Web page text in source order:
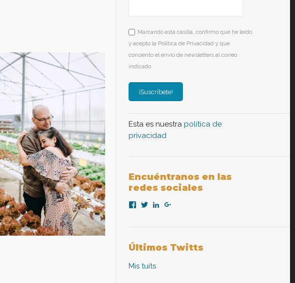
Marcando esta casilla, confirmo que he leído
y acepto la Política de Privacidad y que
consiento el envío de newsletters al correo
indicado
Esta es nuestrapolítica de
privacidad
Encuéntranos en las
redes sociales
Ver
Facebook
Ver
Twitter
Ver
aplicada
en
Google+
Últimos Twitts
Mis tuits